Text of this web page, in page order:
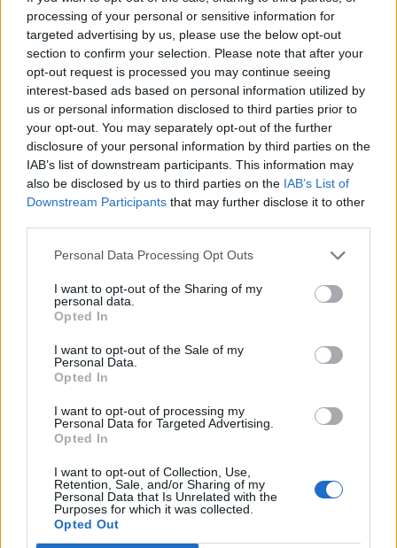
processing of your personal or sensitive information for
targeted advertising by us, please use the below opt-out
section to confirm your selection. Please note that after your
opt-out request is processed you may continue seeing
interest-based ads based on personal information utilized by
us or personal information disclosed to third parties prior to
your opt-out. You may separately opt-out of the further
disclosure of your personal information by third parties on the
IAB’s list of downstream participants. This information may
also be disclosed by us to third parties on the IAB’s List of
Downstream Participants that may further disclose it to other
Personal Data Processing Opt Outs
I want to opt-out of the Sharing of my
personal data.
Opted In
I want to opt-out of the Sale of my
Personal Data.
Opted In
I want to opt-out of processing my
Personal Data for Targeted Advertising.
Opted In
I want to opt-out of Collection, Use,
Retention, Sale, and/or Sharing of my
Personal Data that Is Unrelated with the
Purposes for which it was collected.
Opted Out